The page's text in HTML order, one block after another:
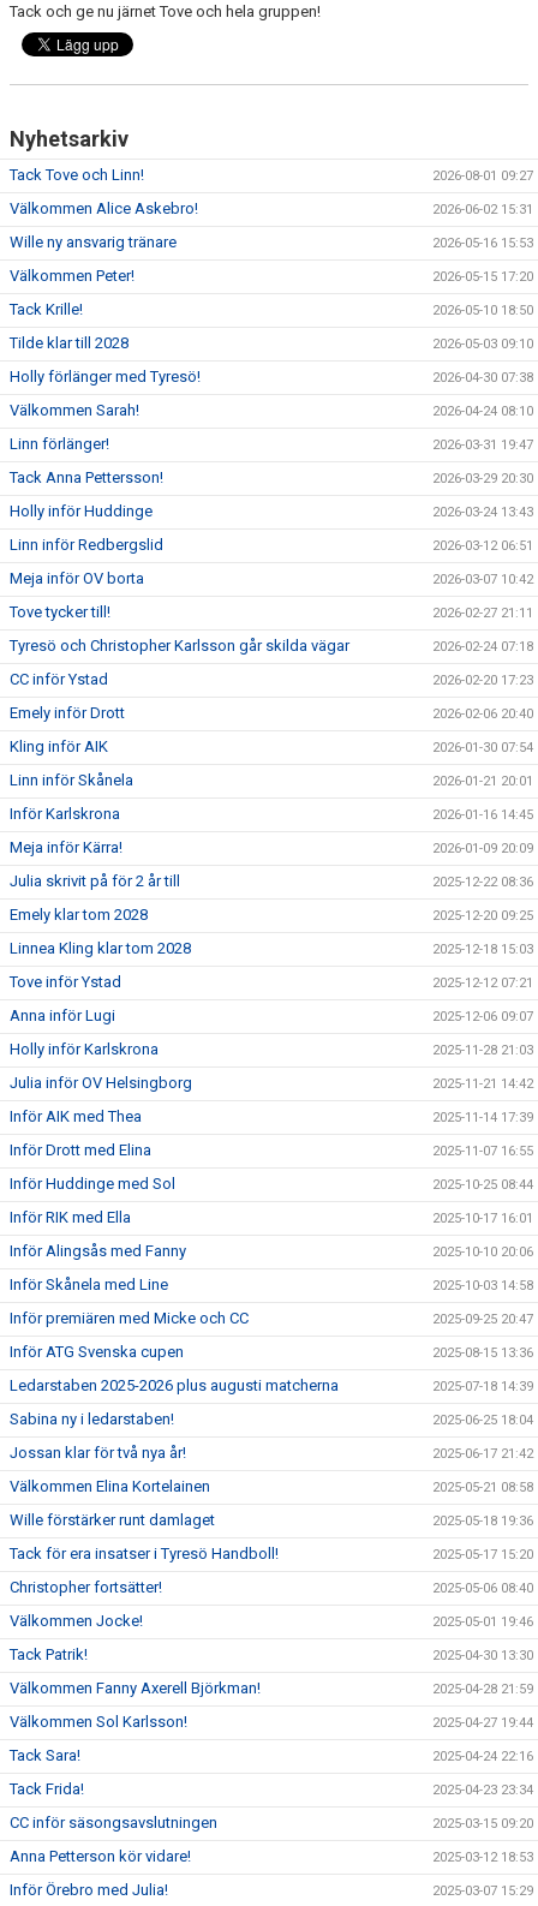
Tack och ge nu järnet Tove och hela gruppen!
Nyhetsarkiv
Tack Tove och Linn! 2026-08-01 09:27
Välkommen Alice Askebro! 2026-06-02 15:31
Wille ny ansvarig tränare 2026-05-16 15:53
Välkommen Peter! 2026-05-15 17:20
Tack Krille! 2026-05-10 18:50
Tilde klar till 2028 2026-05-03 09:10
Holly förlänger med Tyresö! 2026-04-30 07:38
Välkommen Sarah! 2026-04-24 08:10
Linn förlänger! 2026-03-31 19:47
Tack Anna Pettersson! 2026-03-29 20:30
Holly inför Huddinge 2026-03-24 13:43
Linn inför Redbergslid 2026-03-12 06:51
Meja inför OV borta 2026-03-07 10:42
Tove tycker till! 2026-02-27 21:11
Tyresö och Christopher Karlsson går skilda vägar 2026-02-24 07:18
CC inför Ystad 2026-02-20 17:23
Emely inför Drott 2026-02-06 20:40
Kling inför AIK 2026-01-30 07:54
Linn inför Skånela 2026-01-21 20:01
Inför Karlskrona 2026-01-16 14:45
Meja inför Kärra! 2026-01-09 20:09
Julia skrivit på för 2 år till 2025-12-22 08:36
Emely klar tom 2028 2025-12-20 09:25
Linnea Kling klar tom 2028 2025-12-18 15:03
Tove inför Ystad 2025-12-12 07:21
Anna inför Lugi 2025-12-06 09:07
Holly inför Karlskrona 2025-11-28 21:03
Julia inför OV Helsingborg 2025-11-21 14:42
Inför AIK med Thea 2025-11-14 17:39
Inför Drott med Elina 2025-11-07 16:55
Inför Huddinge med Sol 2025-10-25 08:44
Inför RIK med Ella 2025-10-17 16:01
Inför Alingsås med Fanny 2025-10-10 20:06
Inför Skånela med Line 2025-10-03 14:58
Inför premiären med Micke och CC 2025-09-25 20:47
Inför ATG Svenska cupen 2025-08-15 13:36
Ledarstaben 2025-2026 plus augusti matcherna 2025-07-18 14:39
Sabina ny i ledarstaben! 2025-06-25 18:04
Jossan klar för två nya år! 2025-06-17 21:42
Välkommen Elina Kortelainen 2025-05-21 08:58
Wille förstärker runt damlaget 2025-05-18 19:36
Tack för era insatser i Tyresö Handboll! 2025-05-17 15:20
Christopher fortsätter! 2025-05-06 08:40
Välkommen Jocke! 2025-05-01 19:46
Tack Patrik! 2025-04-30 13:30
Välkommen Fanny Axerell Björkman! 2025-04-28 21:59
Välkommen Sol Karlsson! 2025-04-27 19:44
Tack Sara! 2025-04-24 22:16
Tack Frida! 2025-04-23 23:34
CC inför säsongsavslutningen 2025-03-15 09:20
Anna Petterson kör vidare! 2025-03-12 18:53
Inför Örebro med Julia! 2025-03-07 15:29